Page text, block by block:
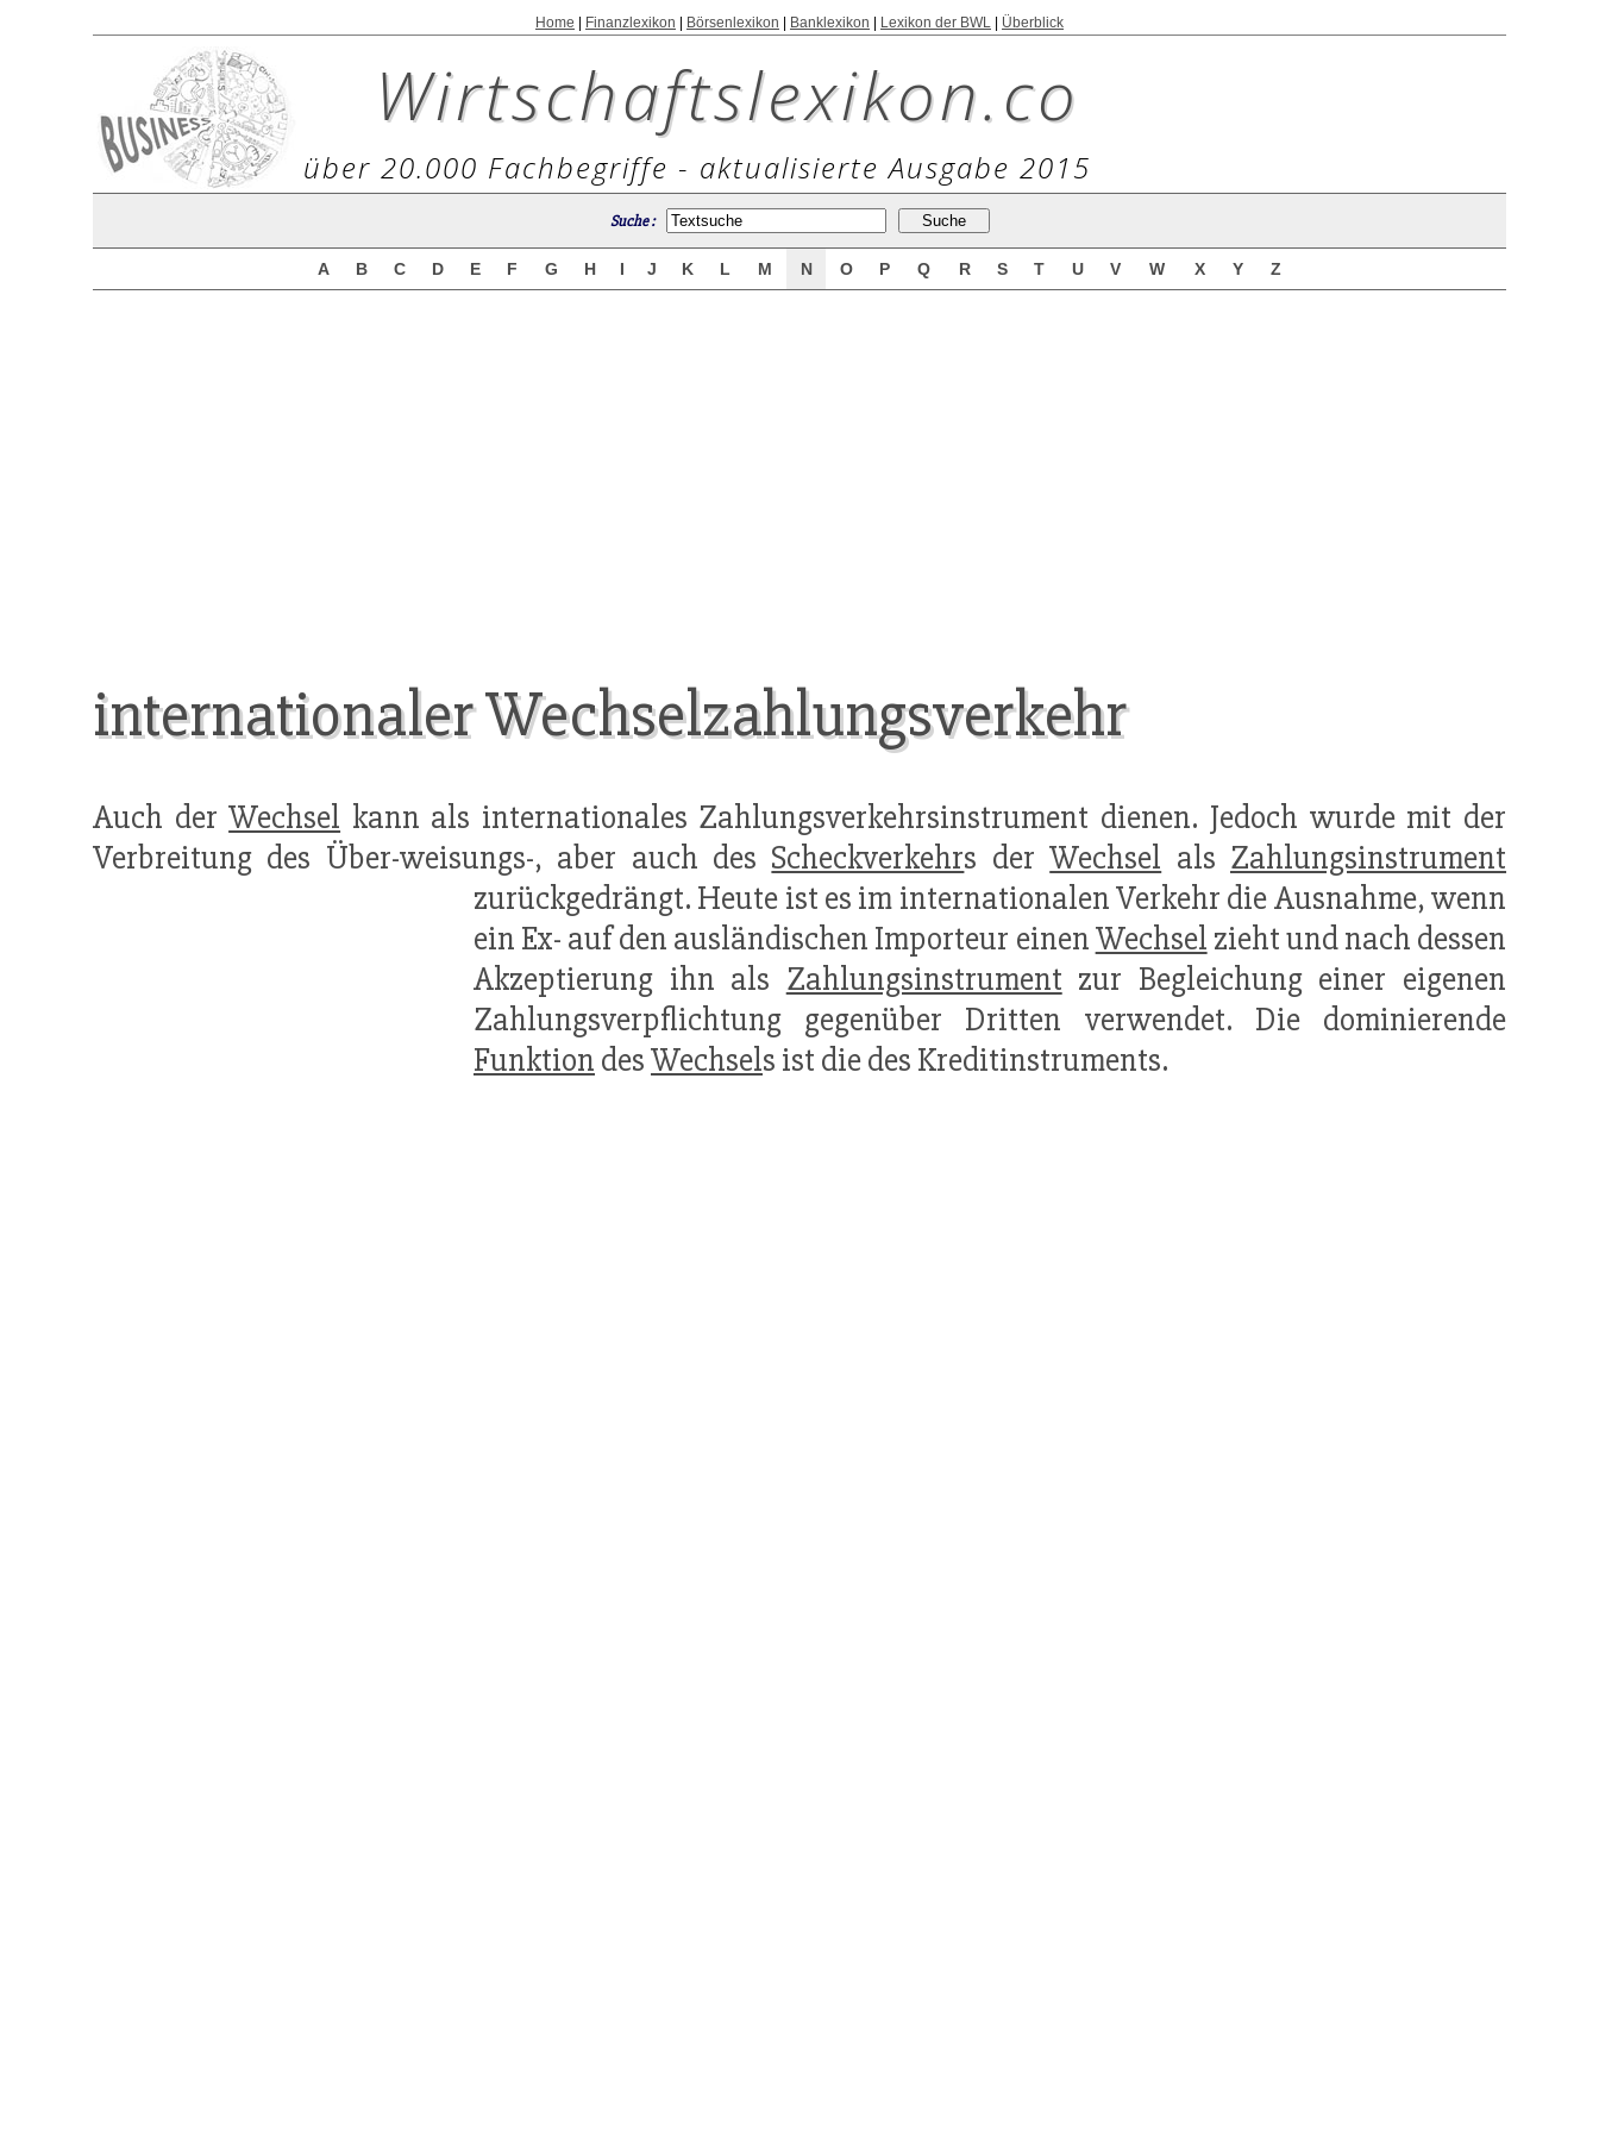
Home Finanzlexikon Börsenlexikon Banklexikon Lexikon der BWL Überblick
Wirtschaftslexikon.co
über 20.000 Fachbegriffe - aktualisierte Ausgabe 2015
Suche :
A B C D E F G H I J K L M N O P Q R S T U V W X Y Z
internationaler Wechselzahlungsverkehr
Auch derWechsel kann als internationales Zahlungsverkehrsinstrument dienen. Jedoch wurde mit der
Verbreitung des Über-weisungs-, aber auch des Scheckverkehrs derWechsel als Zahlungsinstrument
zurückgedrängt. Heute ist es im internationalen Verkehr die Ausnahme, wenn
ein Ex- auf den ausländischen Importeur einenWechsel zieht und nach dessen
Akzeptierung ihn als Zahlungsinstrument zur Begleichung einer eigenen
Zahlungsverpflichtung gegenüber Dritten verwendet. Die dominierende
Funktion desWechsels ist die des Kreditinstruments.